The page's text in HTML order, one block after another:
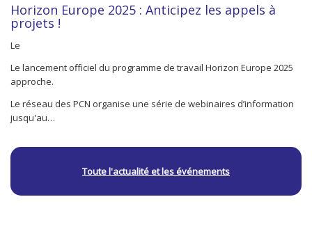
Horizon Europe 2025 : Anticipez les appels à
projets !
Le
Le lancement officiel du programme de travail Horizon Europe 2025
approche.
Le réseau des PCN organise une série de webinaires d’information
jusqu'au…
Toute l'actualité et les événements